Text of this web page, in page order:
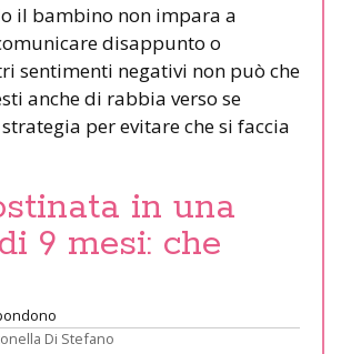
il bambino non impara a
disappunto o
sentimenti negativi non può che
anche di rabbia verso se
per evitare che si faccia
in una
9 mesi: che
Di Stefano